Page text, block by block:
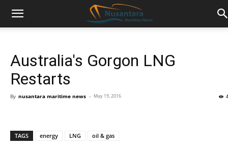
Australia's Gorgon LNG
Restarts
By nusantara maritime news - May 19, 2016
TAGS energy LNG oil & gas